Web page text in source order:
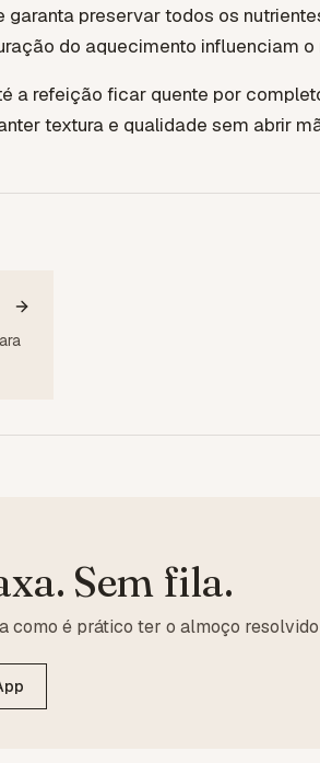
preservar todos os
do aquecimento influenciam o
a refeição ficar quente por
textura e qualidade sem abrir
Sem fila.
como é prático ter o almoço